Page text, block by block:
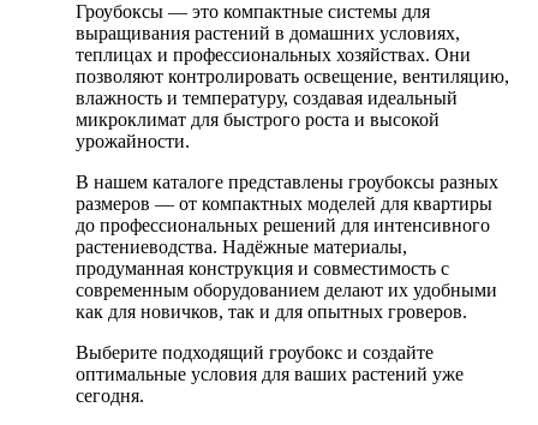
Гроубоксы — это компактные системы для
выращивания растений в домашних условиях,
теплицах и профессиональных хозяйствах. Они
позволяют контролировать освещение, вентиляцию,
влажность и температуру, создавая идеальный
микроклимат для быстрого роста и высокой
урожайности.
В нашем каталоге представлены гроубоксы разных
размеров — от компактных моделей для квартиры
до профессиональных решений для интенсивного
растениеводства. Надёжные материалы,
продуманная конструкция и совместимость с
современным оборудованием делают их удобными
как для новичков, так и для опытных гроверов.
Выберите подходящий гроубокс и создайте
оптимальные условия для ваших растений уже
сегодня.